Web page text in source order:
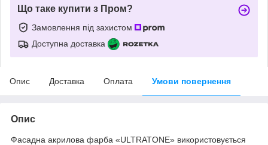
Що таке купити з Пром?
Замовлення під захистом
Доступна доставка
Опис Доставка Оплата Умови повернення
Опис
Фасадна акрилова фарба «ULTRATONE» використовується